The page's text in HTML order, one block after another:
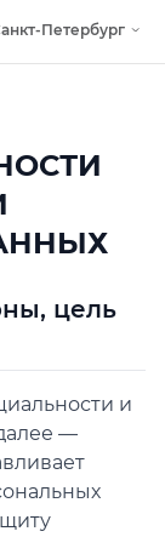
Петербург
стульев
мебель
цель
и
—